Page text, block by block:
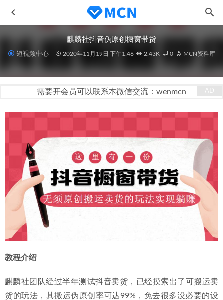
麒麟社抖音伪原创橱窗带货
短视频中心 2020年11月19日 下午1:46 2.43K 0 MCN资料库
需要开会员可以联系本微信交流：wenmcn
教程介绍
麒麟社团队经过半年测试抖音卖货，已经摸索出了可搬运卖
货的玩法，其搬运伪原创率可达99%，免去很多没必要的设
通过短视频增加线下收益变现课 2022-03-12
批量修改视频MD5，百部视频仅需3秒！ 2020-11-03
教你0基础剪辑出超赞视频
2020-11-03
打破品销边界，实现业务增长
2022-11-03